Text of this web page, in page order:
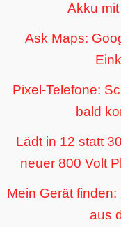
Akku
Ask Maps:
Pixel-Telefone:
bald
Lädt in 12 statt
neuer 800 Volt
Mein Gerät
aus